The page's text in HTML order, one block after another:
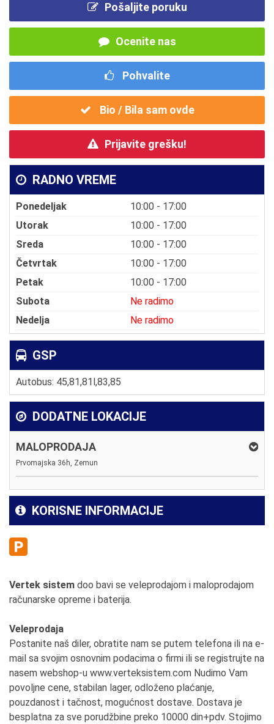
Pošaljite poruku
Ocenite nas
Pohvalite
Bio / Bila sam ovde
Prijavite grešku!
RADNO VREME
Ponedeljak
10:00 - 17:00
Utorak
10:00 - 17:00
Sreda
10:00 - 17:00
Četvrtak
10:00 - 17:00
Petak
10:00 - 17:00
Subota
Ne radimo
Nedelja
Ne radimo
GSP
Autobus: 45,81,81l,83,85
DODATNE LOKACIJE
MALOPRODAJA
Prvomajska 36h, Zemun
KORISNE INFORMACIJE
Vertek sistem doo bavi se veleprodajom i maloprodajom
računarske opreme i baterija.
Veleprodaja
Postanite naš diler, obratite nam se putem telefona ili na e-
mail sa svojim osnovnim podacima o firmi ili se registrujte na
nasem webshop-u www.verteksistem.com Nudimo Vam
povoljne cene, stabilan lager, odloženo plaćanje,
pouzdanost i tačnost, mogućnost dostave. Dostava je
besplatna za sve porudžbine preko 10000 din+pdv. Stojimo